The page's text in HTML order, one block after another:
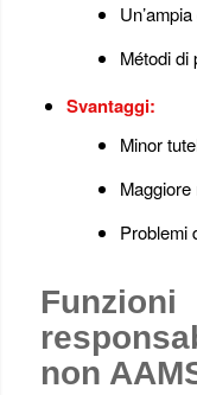
Métodi di
Svantaggi:
Minor
Maggiore
Problemi
non